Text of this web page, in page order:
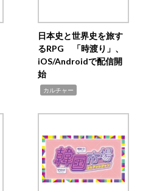
日本史と世界史を旅す
るRPG 「時渡り」、
iOS/Androidで配信開
始
カルチャー